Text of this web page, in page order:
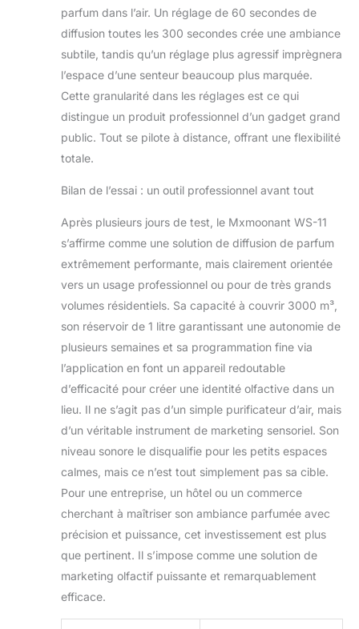
parfum dans l’air. Un réglage de 60 secondes de
diffusion toutes les 300 secondes crée une ambiance
subtile, tandis qu’un réglage plus agressif imprègnera
l’espace d’une senteur beaucoup plus marquée.
Cette granularité dans les réglages est ce qui
distingue un produit professionnel d’un gadget grand
public. Tout se pilote à distance, offrant une flexibilité
totale.
Bilan de l’essai : un outil professionnel avant tout
Après plusieurs jours de test, le Mxmoonant WS-11
s’affirme comme une solution de diffusion de parfum
extrêmement performante, mais clairement orientée
vers un usage professionnel ou pour de très grands
volumes résidentiels. Sa capacité à couvrir 3000 m³,
son réservoir de 1 litre garantissant une autonomie de
plusieurs semaines et sa programmation fine via
l’application en font un appareil redoutable
d’efficacité pour créer une identité olfactive dans un
lieu. Il ne s’agit pas d’un simple purificateur d’air, mais
d’un véritable instrument de marketing sensoriel. Son
niveau sonore le disqualifie pour les petits espaces
calmes, mais ce n’est tout simplement pas sa cible.
Pour une entreprise, un hôtel ou un commerce
cherchant à maîtriser son ambiance parfumée avec
précision et puissance, cet investissement est plus
que pertinent. Il s’impose comme une solution de
marketing olfactif puissante et remarquablement
efficace.